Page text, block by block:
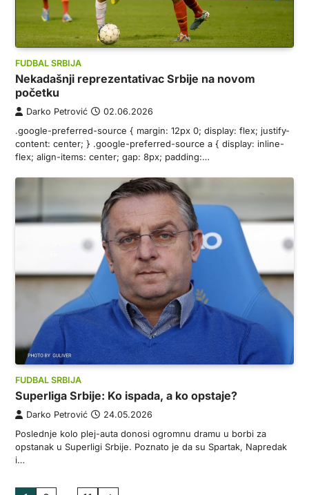
FUDBAL SRBIJA
Nekadašnji reprezentativac Srbije na novom
početku
Darko Petrović 02.06.2026
.google-preferred-source { margin: 12px 0; display: flex; justify-
content: center; } .google-preferred-source a { display: inline-
flex; align-items: center; gap: 8px; padding:…
FUDBAL SRBIJA
Superliga Srbije: Ko ispada, a ko opstaje?
Darko Petrović 24.05.2026
Poslednje kolo plej-auta donosi ogromnu dramu u borbi za
opstanak u Superligi Srbije. Poznato je da su Spartak, Napredak
i…